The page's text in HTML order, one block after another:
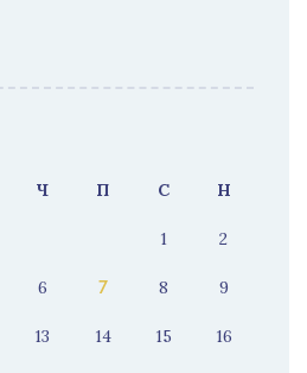
Ч П С Н
1 2
6 7 8 9
13 14 15 16